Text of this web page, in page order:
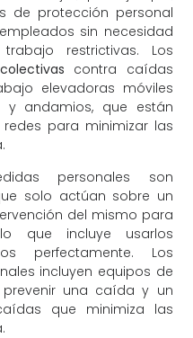
de protección personal
sin necesidad
restrictivas. Los
contra caídas
elevadoras móviles
y andamios, que están
para minimizar las
personales son
solo actúan sobre un
del mismo para
que incluye usarlos
perfectamente. Los
incluyen equipos de
una caída y un
que minimiza las